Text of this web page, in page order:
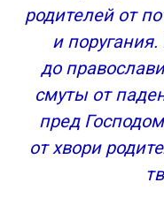
родителей от
и
до
смуты от
пред
от хвори